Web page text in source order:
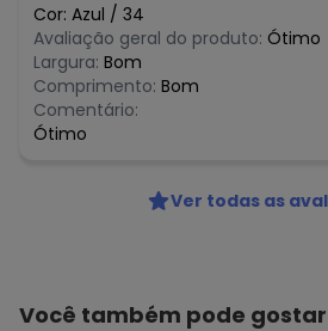
Cor: Azul / 34
Avaliação geral do produto: Ótimo
Largura: Bom
Comprimento: Bom
Comentário:
Ótimo
Ver todas as
Você também pode gostar